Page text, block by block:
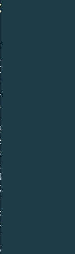
スピリ
からの目覚め
アルな覚醒、内
感が広がり、あ
自覚的に見る時
、感情、想像を
す。すべての
リットの視点
を示していま
ために前向きで
手放すかを選ん
否定的）は創
と集中力は回復
っすぐ続けるた
。
スピリット目的
ための数字で
。あらゆる思
ります。